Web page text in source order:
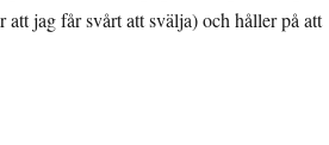
jag får svårt att svälja) och håller på att